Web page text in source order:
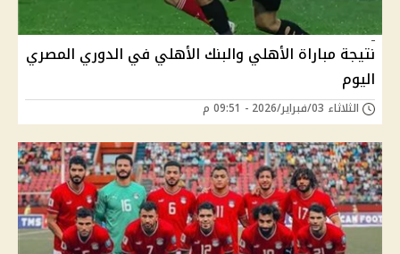
نتيجة مباراة الأهلي والبنك الأهلي في الدوري المصري
اليوم
الثلاثاء 03/فبراير/2026 - 09:51 م